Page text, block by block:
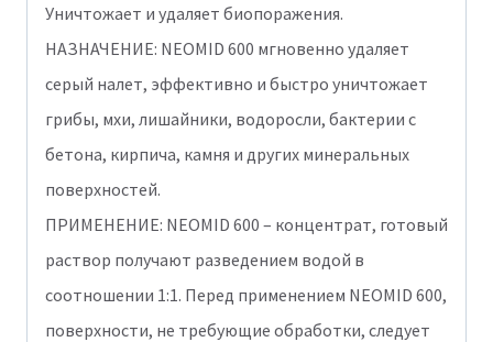
Уничтожает и удаляет биопоражения.
НАЗНАЧЕНИЕ: NEOMID 600 мгновенно удаляет
серый налет, эффективно и быстро уничтожает
грибы, мхи, лишайники, водоросли, бактерии с
бетона, кирпича, камня и других минеральных
поверхностей.
ПРИМЕНЕНИЕ: NEOMID 600 – концентрат, готовый
раствор получают разведением водой в
соотношении 1:1. Перед применением NEOMID 600,
поверхности, не требующие обработки, следует